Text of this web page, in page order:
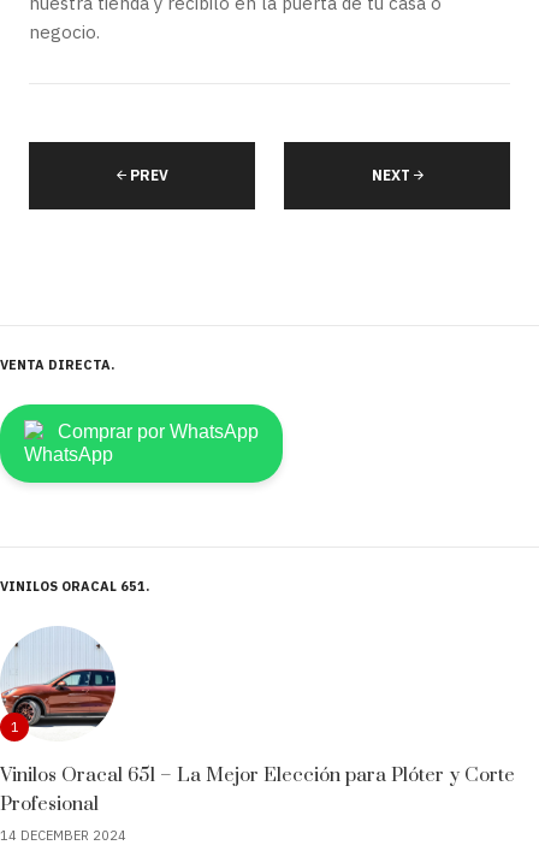
negocio.
PREV NEXT
VENTA DIRECTA
Comprar por WhatsApp
VINILOS ORACAL 651
1
Vinilos Oracal 651 – La Mejor Elección para Plóter y Corte
Profesional
14 DECEMBER 2024